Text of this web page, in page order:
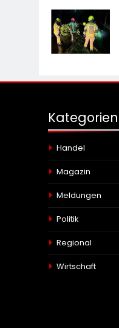
Kategorien
Handel
Magazin
Meldungen
Politik
Regional
Wirtschaft